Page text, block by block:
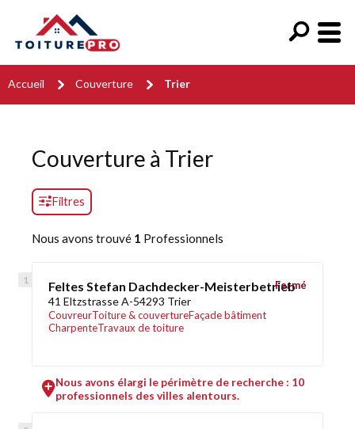
Accueil Couverture Trier
Couverture à Trier
Filtres
Nous avons trouvé 1 Professionnels
Feltes Stefan Dachdecker-Meisterbetrieb
41 Eltzstrasse A-54293 Trier
CouvreurToiture & couvertureFaçade bâtiment
CharpenteTravaux de toiture
Fermé
Nous avons élargi le périmètre de recherche : 10
professionnels des villes alentours.